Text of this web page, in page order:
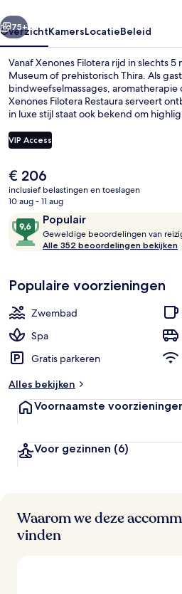
Volgende
75+
OverzichtKamersLocatieBeleid
Vanaf Xenones Filotera rijd in slechts
Museum of prehistorisch Thira. Als
bindweefselmassages,
Xenones Filotera Restaura serveert
in luxe stijl staat ook bekend om
buitenzwembad. Andere reizigers zijn
behulpzame personeel.
VIP Access
De
huidige
prijs
€ 206
€ 206
inclusief belastingen en toeslagen
10 aug - 11 aug
Beoordelingen
Populair
9,6
van
10,
Geweldige beoordelingen van
Alle 352 beoordelingen bekijken
Populaire voorzieningen
Zwembad
Spa
Gratis parkeren
Alles bekijken
Voornaamste
Voor gezinnen (6)
Waarom we deze
vinden